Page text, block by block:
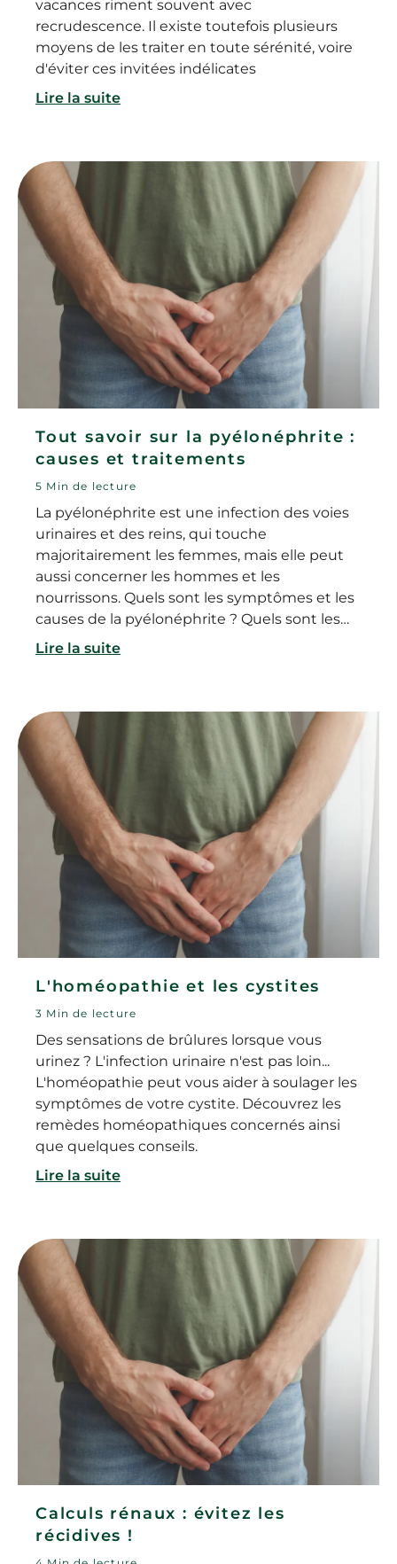
vacances riment souvent avec
recrudescence. Il existe toutefois plusieurs
moyens de les traiter en toute sérénité, voire
d'éviter ces invitées indélicates
Lire la suite
Tout savoir sur la pyélonéphrite :
causes et traitements
5 Min de lecture
La pyélonéphrite est une infection des voies
urinaires et des reins, qui touche
majoritairement les femmes, mais elle peut
aussi concerner les hommes et les
nourrissons. Quels sont les symptômes et les
causes de la pyélonéphrite ? Quels sont les
traitements ? Voici tout ce qu’il faut savoir sur
Lire la suite
L'homéopathie et les cystites
3 Min de lecture
Des sensations de brûlures lorsque vous
urinez ? L'infection urinaire n'est pas loin...
L'homéopathie peut vous aider à soulager les
symptômes de votre cystite. Découvrez les
remèdes homéopathiques concernés ainsi
que quelques conseils.
Lire la suite
Calculs rénaux : évitez les
récidives !